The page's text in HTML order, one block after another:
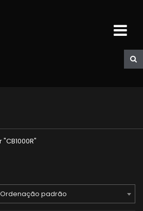
Ordenação padrão